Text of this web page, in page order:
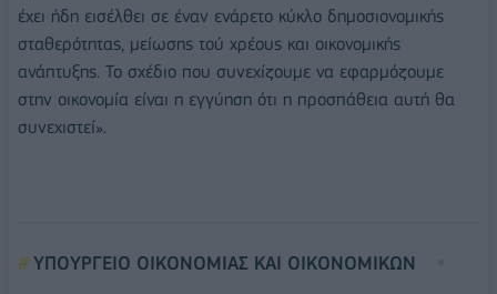
έχει ήδη εισέλθει σε έναν ενάρετο κύκλο δημοσιονομικής
σταθερότητας, μείωσης τού χρέους και οικονομικής
ανάπτυξης. Το σχέδιο που συνεχίζουμε να εφαρμόζουμε
στην οικονομία είναι η εγγύηση ότι η προσπάθεια αυτή θα
συνεχιστεί».
ΥΠΟΥΡΓΕΙΟ ΟΙΚΟΝΟΜΙΑΣ ΚΑΙ ΟΙΚΟΝΟΜΙΚΩΝ